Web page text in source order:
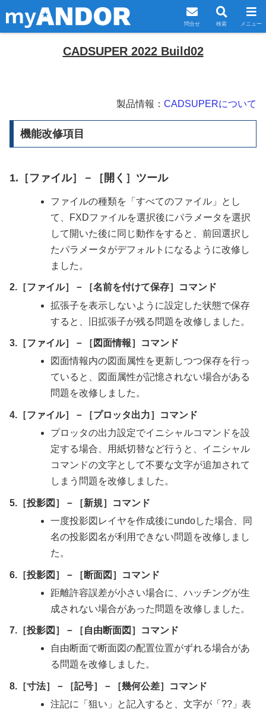
CADSUPER 2022 Build02
製品情報： CADSUPERについて
機能改修項目
1.［ファイル］－［開く］ツール
ファイルの種類を「すべてのファイル」とし
て、FXDファイルを選択後にパラメータを選択
して開いた後に同じ動作をすると、前回選択し
たパラメータがデフォルトになるように改修し
ました。
2.［ファイル］－［名前を付けて保存］コマンド
拡張子を表示しないように設定した状態で保存
すると、旧拡張子が残る問題を改修しました。
3.［ファイル］－［図面情報］コマンド
図面情報内の図面属性を更新しつつ保存を行っ
ていると、図面属性が記憶されない場合がある
問題を改修しました。
4.［ファイル］－［プロッタ出力］コマンド
プロッタの出力設定でイニシャルコマンドを設
定する場合、用紙切替など行うと、イニシャル
コマンドの文字として不要な文字が追加されて
しまう問題を改修しました。
5.［投影図］－［新規］コマンド
一度投影図レイヤを作成後にundoした場合、同
名の投影図名が利用できない問題を改修しまし
た。
6.［投影図］－［断面図］コマンド
距離許容誤差が小さい場合に、ハッチングが生
成されない場合があった問題を改修しました。
7.［投影図］－［自由断面図］コマンド
自由断面で断面図の配置位置がずれる場合があ
る問題を改修しました。
8.［寸法］－［記号］－［幾何公差］コマンド
注記に「狙い」と記入すると、文字が「??」表
問合せ 検索 メニュー